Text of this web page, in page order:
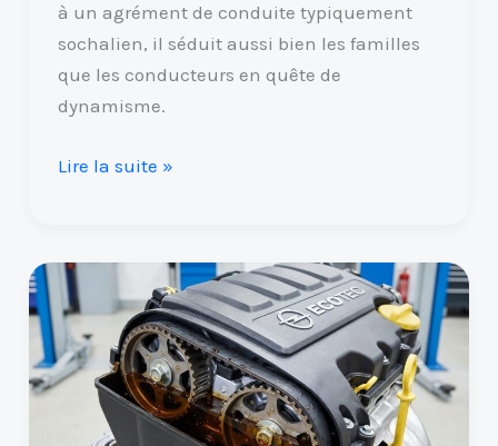
à un agrément de conduite typiquement
sochalien, il séduit aussi bien les familles
que les conducteurs en quête de
dynamisme.
Lire la suite »
Fiabilité
du
moteur
1.2
Turbo